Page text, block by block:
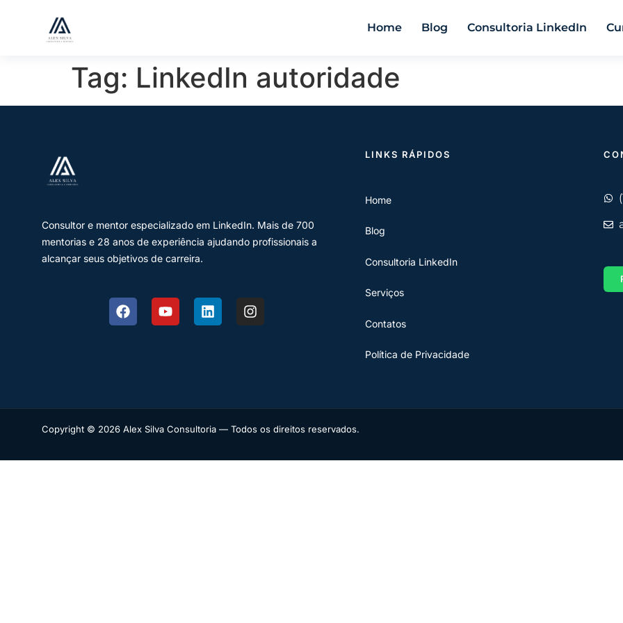
Home Blog Consultoria LinkedIn
Tag: LinkedIn autoridade
Consultor e mentor especializado em LinkedIn. Mais de 700
mentorias e 28 anos de experiência ajudando profissionais a
alcançar seus objetivos de carreira.
LINKS RÁPIDOS
Home
Blog
Consultoria LinkedIn
Serviços
Contatos
Política de Privacidade
Copyright © 2026 Alex Silva Consultoria — Todos os direitos reservados.